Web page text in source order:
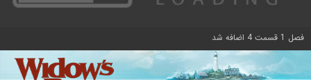
فصل 1 قسمت 4 اضافه شد